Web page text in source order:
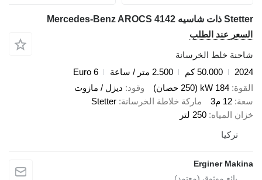
Stetter ذات شاسيه Mercedes-Benz AROCS 4142
السعر عند الطلب
شاحنة خلط الخرسانة
2024
50.000 كم 2.500 متر / ساعة
Euro 6
القوة 184 kW (250 حصان) وقود ديزل / مازوت
سعة 12 م3 ماركة خلاطة الخرسانة Stetter
خزان المياه 250 لتر
تركيا
Erginer Makina